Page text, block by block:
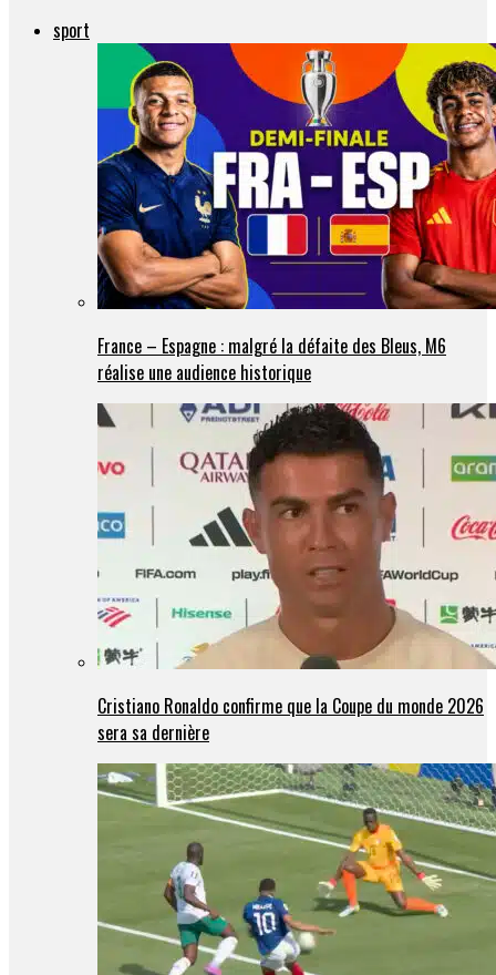
sport
France – Espagne : malgré la défaite des Bleus, M6
réalise une audience historique
Cristiano Ronaldo confirme que la Coupe du monde 2026
sera sa dernière